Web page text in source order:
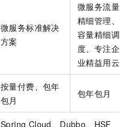
微服务标准解决
方案
微服务流量
精细管理、
容量精细调
度、专注企
业精益用云
按量付费、包年
包月
包年包月
Spring Cloud、Dubbo、HSF